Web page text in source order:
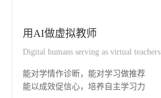
用AI做虚拟教师
Digital humans serving as virtual teachers
能对学情作诊断，能对学习做推荐
能以成效促信心，培养自主学习力